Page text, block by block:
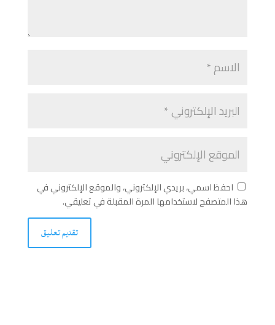
احفظ اسمي، بريدي الإلكتروني، والموقع الإلكتروني في
هذا المتصفح لاستخدامها المرة المقبلة في تعليقي.